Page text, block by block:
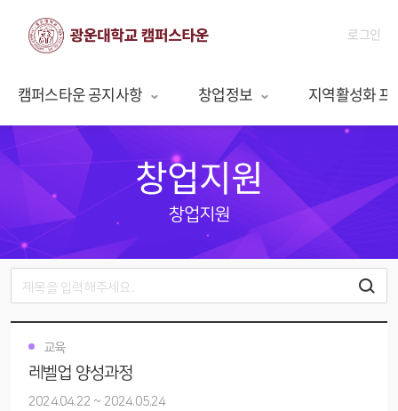
로그인
캠퍼스타운 공지사항 창업정보 지역활성화 프
창업지원
창업지원
교육
레벨업 양성과정
2024.04.22 ~ 2024.05.24